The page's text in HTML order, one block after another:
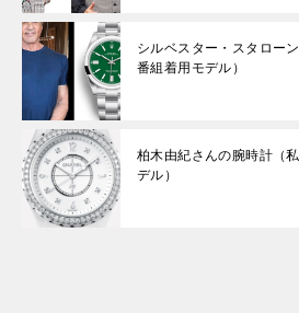
シルベスター・スタロー
番組着用モデル）
柏木由紀さんの腕時計（
デル）